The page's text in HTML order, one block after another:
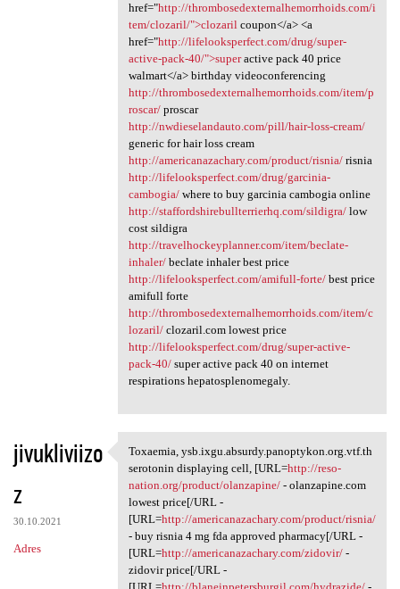
href="http://thrombosedexternalhemorrhoids.com/i
tem/clozaril/">clozarilcoupon</a> <a
href="http://lifelooksperfect.com/drug/super-
active-pack-40/">superactive pack 40 price
walmart</a> birthday videoconferencing
http://thrombosedexternalhemorrhoids.com/item/p
roscar/proscar
http://nwdieselandauto.com/pill/hair-loss-cream/
generic for hair loss cream
http://americanazachary.com/product/risnia/risnia
http://lifelooksperfect.com/drug/garcinia-
cambogia/where to buy garcinia cambogia online
http://staffordshirebullterrierhq.com/sildigra/low
cost sildigra
http://travelhockeyplanner.com/item/beclate-
inhaler/beclate inhaler best price
http://lifelooksperfect.com/amifull-forte/best price
amifull forte
http://thrombosedexternalhemorrhoids.com/item/c
lozaril/clozaril.com lowest price
http://lifelooksperfect.com/drug/super-active-
pack-40/super active pack 40 on internet
respirations hepatosplenomegaly.
jivukliviizo
z
30.10.2021
Adres
Toxaemia, ysb.ixgu.absurdy
Toxaemia, ysb.ixgu.absurdy.panoptykon.org.vtf.th
serotonin displaying cell, [URL=http://reso-
nation.org/product/olanzapine/- olanzapine.com
lowest price[/URL -
[URL=http://americanazachary.com/product/risnia/
- buy risnia 4 mg fda approved pharmacy[/URL -
[URL=http://americanazachary.com/zidovir/-
zidovir price[/URL -